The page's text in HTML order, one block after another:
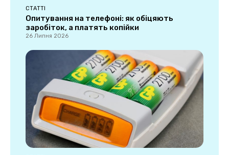
СТАТТІ
Опитування на телефоні: як обіцяють
заробіток, а платять копійки
26 Липня 2026